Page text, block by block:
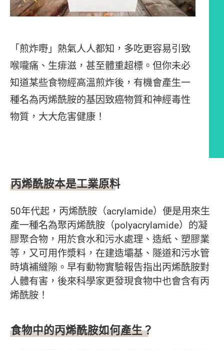
「煎炸嘢」熱氣人人都知，多吃更容易引致
喉嚨痛、生痱滋，甚至體重超標。但你未必
知道某些食物經高溫煎炸後，有機會產生一
種名為丙烯酰胺的基因致癌物質和神經毒性
物質，大大危害健康！
丙烯酰胺本是工業原料
50年代起，丙烯酰胺（acrylamide）便是用來生
產一種名為聚丙烯酰胺（polyacrylamide）的凝
膠聚合物，用於食水和污水處理、造紙、塑膠業
等，又可用作漿料，在建造壩基、隧道和污水管
時填補縫隙。早有動物實驗報告指出丙烯酰胺對
人體有害，後來科學家更發現食物中也會含有丙
烯酰胺！
食物中的丙烯酰胺如何產生？